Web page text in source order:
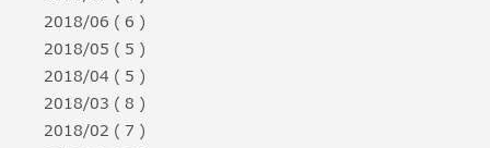
2018/06 ( 6 )
2018/05 ( 5 )
2018/04 ( 5 )
2018/03 ( 8 )
2018/02 ( 7 )